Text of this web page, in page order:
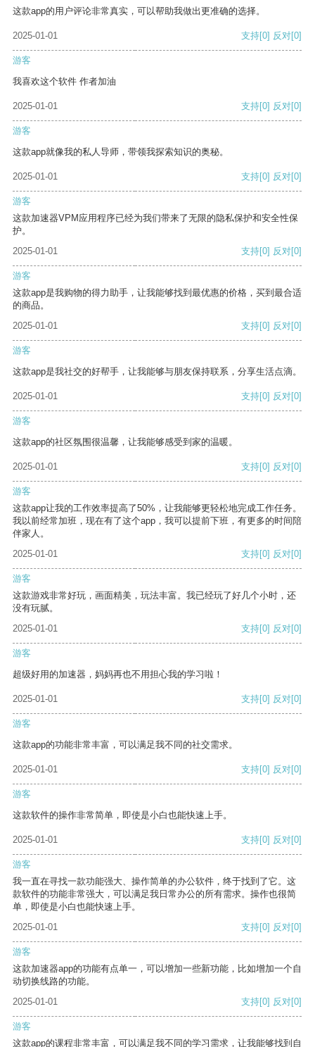
这款app的用户评论非常真实，可以帮助我做出更准确的选择。
2025-01-01 支持[0] 反对[0]
游客
我喜欢这个软件 作者加油
2025-01-01 支持[0] 反对[0]
游客
这款app就像我的私人导师，带领我探索知识的奥秘。
2025-01-01 支持[0] 反对[0]
游客
这款加速器VPM应用程序已经为我们带来了无限的隐私保护和安全性保
护。
2025-01-01
支持[0] 反对[0]
游客
这款app是我购物的得力助手，让我能够找到最优惠的价格，买到最合适
的商品。
2025-01-01
支持[0] 反对[0]
游客
这款app是我社交的好帮手，让我能够与朋友保持联系，分享生活点滴。
2025-01-01 支持[0] 反对[0]
游客
这款app的社区氛围很温馨，让我能够感受到家的温暖。
2025-01-01 支持[0] 反对[0]
游客
这款app让我的工作效率提高了50%，让我能够更轻松地完成工作任务。
我以前经常加班，现在有了这个app，我可以提前下班，有更多的时间陪
伴家人。
2025-01-01
支持[0] 反对[0]
游客
这款游戏非常好玩，画面精美，玩法丰富。我已经玩了好几个小时，还
没有玩腻。
2025-01-01
支持[0] 反对[0]
游客
超级好用的加速器，妈妈再也不用担心我的学习啦！
2025-01-01 支持[0] 反对[0]
游客
这款app的功能非常丰富，可以满足我不同的社交需求。
2025-01-01 支持[0] 反对[0]
游客
这款软件的操作非常简单，即使是小白也能快速上手。
2025-01-01 支持[0] 反对[0]
游客
我一直在寻找一款功能强大、操作简单的办公软件，终于找到了它。这
款软件的功能非常强大，可以满足我日常办公的所有需求。操作也很简
单，即使是小白也能快速上手。
2025-01-01
支持[0] 反对[0]
游客
这款加速器app的功能有点单一，可以增加一些新功能，比如增加一个自
动切换线路的功能。
2025-01-01
支持[0] 反对[0]
游客
这款app的课程非常丰富，可以满足我不同的学习需求，让我能够找到自